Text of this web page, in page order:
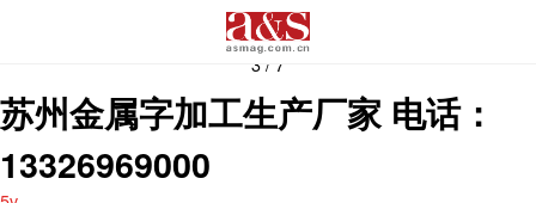
3 / 7
苏州金属字加工生产厂家 电话：
13326969000